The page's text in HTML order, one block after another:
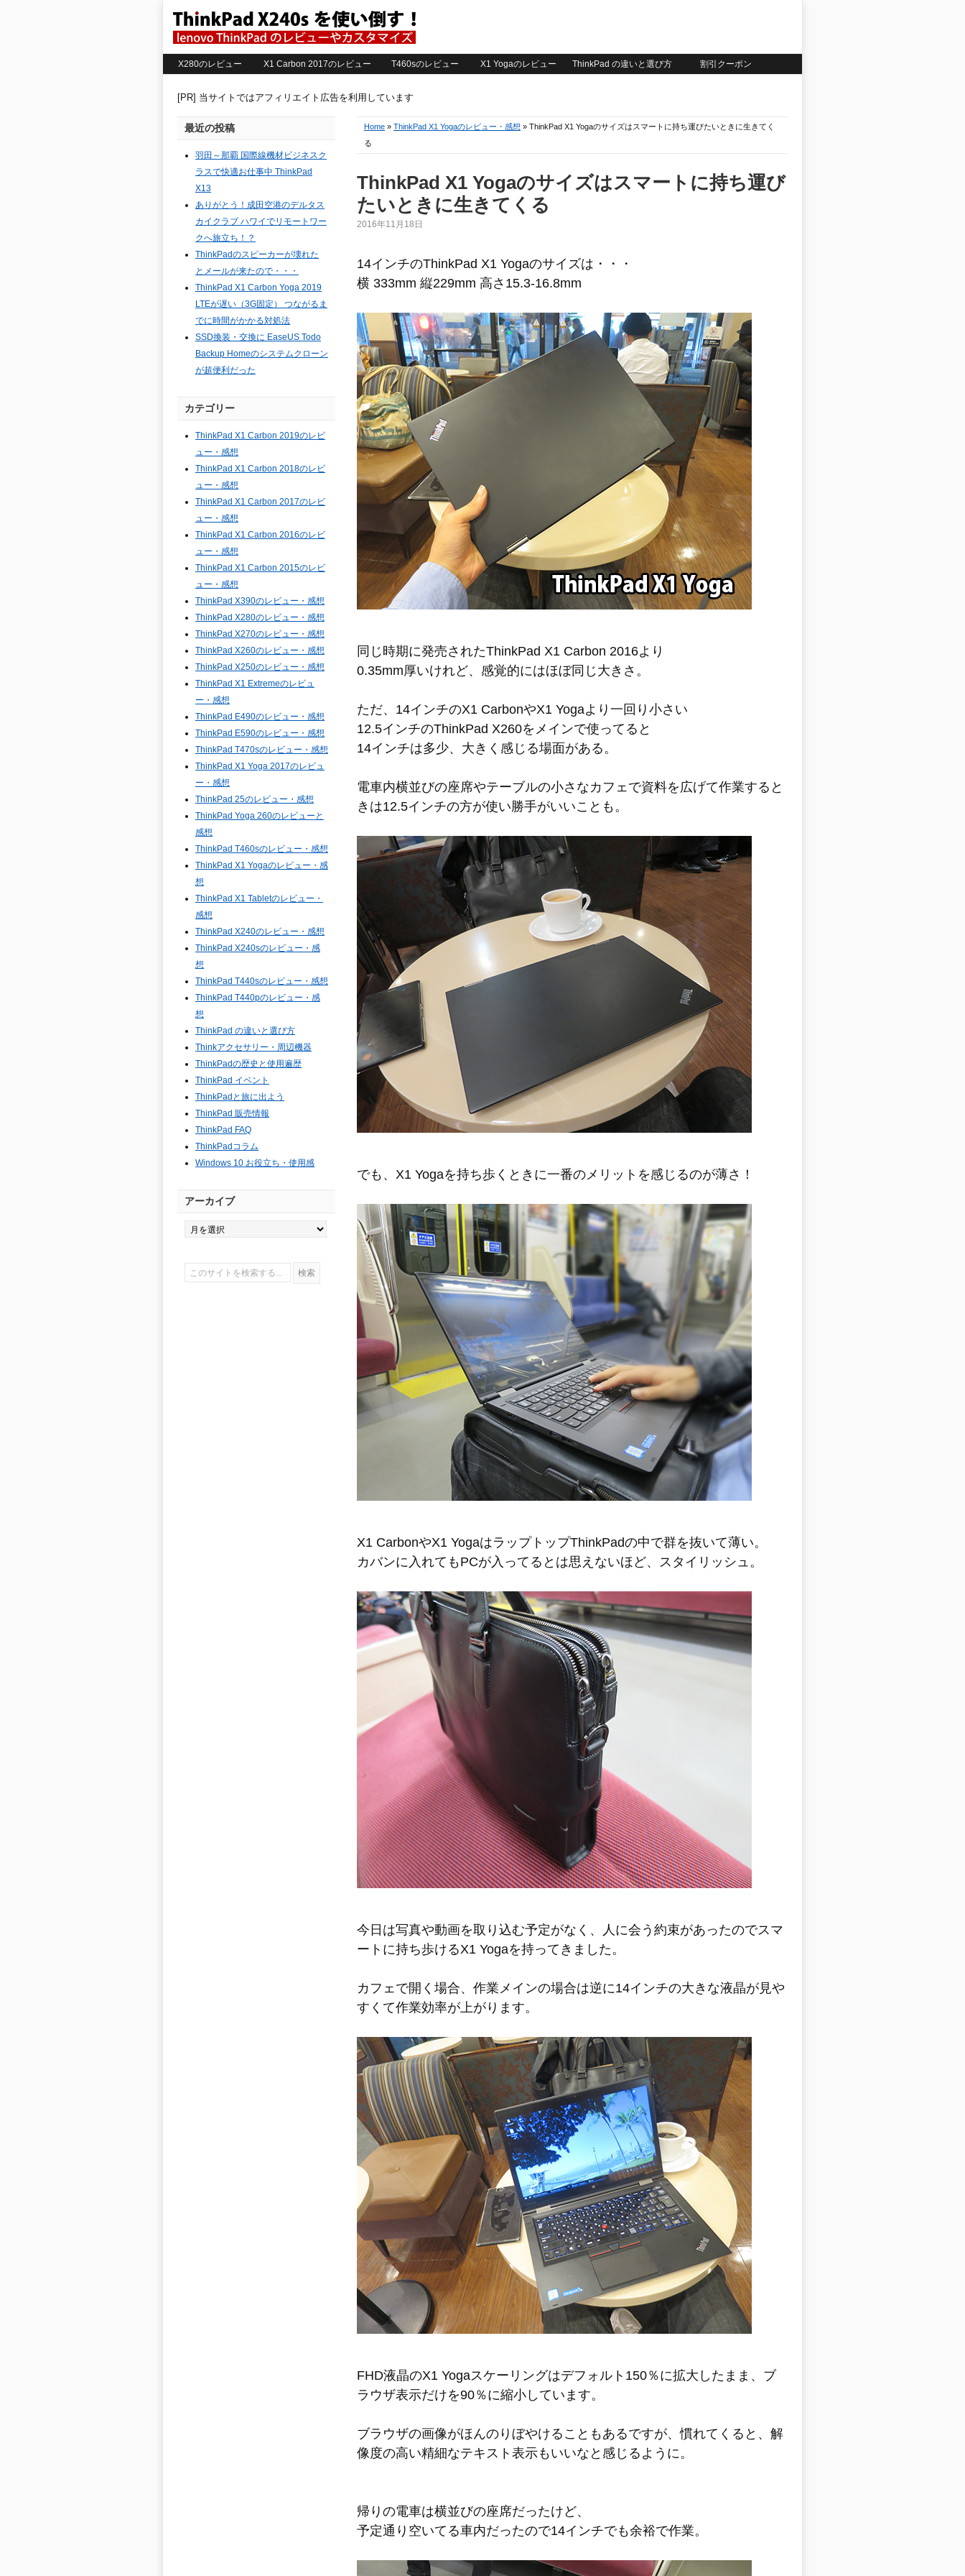
X280のレビュー X1 Carbon 2017のレビュー T460sのレビュー X1 Yogaのレビュー ThinkPad の違いと選び方 割引クーポン
[PR] 当サイトではアフィリエイト広告を利用しています
Home » ThinkPad X1 Yogaのレビュー・感想 » ThinkPad X1 Yogaのサイズはスマートに持ち運びたいときに生きてく
る
ThinkPad X1 Yogaのサイズはスマートに持ち運び
たいときに生きてくる
2016年11月18日
14インチのThinkPad X1 Yogaのサイズは・・・
横 333mm 縦229mm 高さ15.3-16.8mm
同じ時期に発売されたThinkPad X1 Carbon 2016より
0.35mm厚いけれど、感覚的にはほぼ同じ大きさ。
ただ、14インチのX1 CarbonやX1 Yogaより一回り小さい
12.5インチのThinkPad X260をメインで使ってると
14インチは多少、大きく感じる場面がある。
電車内横並びの座席やテーブルの小さなカフェで資料を広げて作業すると
きは12.5インチの方が使い勝手がいいことも。
でも、X1 Yogaを持ち歩くときに一番のメリットを感じるのが薄さ！
X1 CarbonやX1 YogaはラップトップThinkPadの中で群を抜いて薄い。
カバンに入れてもPCが入ってるとは思えないほど、スタイリッシュ。
今日は写真や動画を取り込む予定がなく、人に会う約束があったのでスマ
ートに持ち歩けるX1 Yogaを持ってきました。
カフェで開く場合、作業メインの場合は逆に14インチの大きな液晶が見や
すくて作業効率が上がります。
FHD液晶のX1 Yogaスケーリングはデフォルト150％に拡大したまま、ブ
ラウザ表示だけを90％に縮小しています。
ブラウザの画像がほんのりぼやけることもあるですが、慣れてくると、解
像度の高い精細なテキスト表示もいいなと感じるように。
帰りの電車は横並びの座席だったけど、
予定通り空いてる車内だったので14インチでも余裕で作業。
最近の投稿
羽田～那覇 国際線機材ビジネスク
ラスで快適お仕事中 ThinkPad
X13
ありがとう！成田空港のデルタス
カイクラブ ハワイでリモートワー
クへ旅立ち！？
ThinkPadのスピーカーが壊れた
とメールが来たので・・・
ThinkPad X1 Carbon Yoga 2019
LTEが遅い（3G固定） つながるま
でに時間がかかる対処法
SSD換装・交換に EaseUS Todo
Backup Homeのシステムクローン
が超便利だった
カテゴリー
ThinkPad X1 Carbon 2019のレビ
ュー・感想
ThinkPad X1 Carbon 2018のレビ
ュー・感想
ThinkPad X1 Carbon 2017のレビ
ュー・感想
ThinkPad X1 Carbon 2016のレビ
ュー・感想
ThinkPad X1 Carbon 2015のレビ
ュー・感想
ThinkPad X390のレビュー・感想
ThinkPad X280のレビュー・感想
ThinkPad X270のレビュー・感想
ThinkPad X260のレビュー・感想
ThinkPad X250のレビュー・感想
ThinkPad X1 Extremeのレビュ
ー・感想
ThinkPad E490のレビュー・感想
ThinkPad E590のレビュー・感想
ThinkPad T470sのレビュー・感想
ThinkPad X1 Yoga 2017のレビュ
ー・感想
ThinkPad 25のレビュー・感想
ThinkPad Yoga 260のレビューと
感想
ThinkPad T460sのレビュー・感想
ThinkPad X1 Yogaのレビュー・感
想
ThinkPad X1 Tabletのレビュー・
感想
ThinkPad X240のレビュー・感想
ThinkPad X240sのレビュー・感
想
ThinkPad T440sのレビュー・感想
ThinkPad T440pのレビュー・感
想
ThinkPad の違いと選び方
Thinkアクセサリー・周辺機器
ThinkPadの歴史と使用遍歴
ThinkPad イベント
ThinkPadと旅に出よう
ThinkPad 販売情報
ThinkPad FAQ
ThinkPadコラム
Windows 10 お役立ち・使用感
アーカイブ